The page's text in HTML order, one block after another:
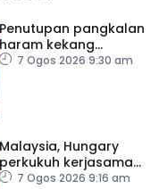
Penutupan pangkalan
haram kekang
penyeludupan di
7 Ogos 2026 9:30 am
Malaysia, Hungary
perkukuh kerjasama
sektor pertanian
7 Ogos 2026 9:16 am